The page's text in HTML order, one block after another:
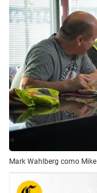
Mark Wahlberg como